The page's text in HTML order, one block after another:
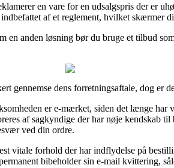
en vare for en udsalgspris der er
af et reglement, hvilket skærmer
en anden løsning bør du bruge et tilbud
gennemse dens forretningsaftale, dog er
er e-mærket, siden det længe har
af sagkyndige der har nøje kendskab
ved din ordre.
vitale forhold der har indflydelse på
bibeholder sin e-mail kvittering,